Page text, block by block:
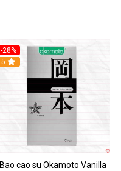
-28%
Hot
5
Bao cao su Okamoto Vanilla